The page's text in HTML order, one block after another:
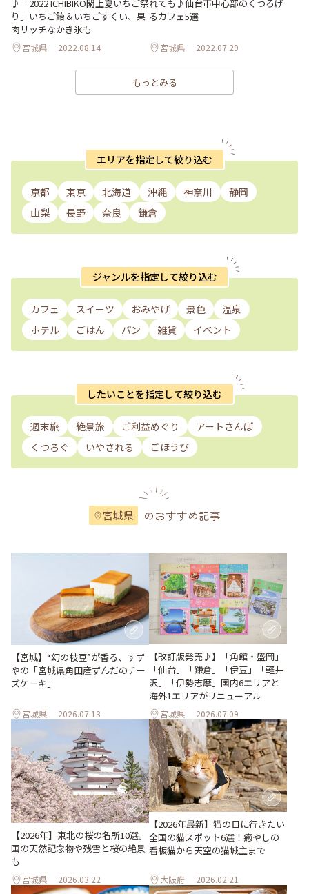
♪「2022 ICHIBIKO閖上夏いちご祭
り」いちご飴＆いちごすくい、果
肉リッチなかき氷も
宮城県 2022.08.14
れても♪仙台市中心部のくつろげ
るカフェ5選
宮城県 2022.07.29
もっとみる
エリアを指定して絞り込む
京都 東京 北海道 沖縄 神奈川
静岡
山梨
長野 奈良 鎌倉
ジャンルを指定して絞り込む
カフェ スイーツ おみやげ 景色
温泉
ホテル
ごはん パン 雑貨 イベント
したいことを指定して絞り込む
週末旅 絶景旅 ご利益めぐり
アートさんぽ
くつろぐ
いやされる ごほうび
宮城県 のおすすめ記事
【宮城】“幻の枝豆”が香る、すず
やの「宮城県角田産ずんだのチー
ズケーキ」
宮城県 2026.07.13
【改訂版発売♪】「角館・盛岡」
「仙台」「鎌倉」「伊豆」「軽井
沢」「伊勢志摩」国内6エリアと
海外1エリアがリニューアル
宮城県 2026.07.09
【2026年】東北の桜の名所10選。
国の天然記念物や残雪と桜の絶景
も
宮城県 2026.03.22
【2026年最新】猫の日に行きたい
全国の猫スポット6選！癒やしの
看板猫から天空の猫城主まで
大阪府 2026.02.21